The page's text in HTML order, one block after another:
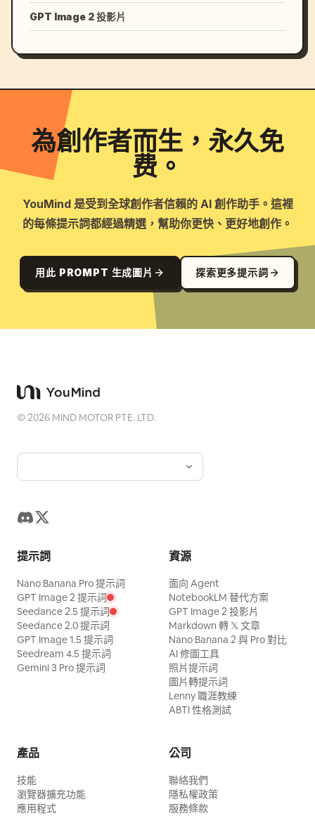
GPT Image 2 投影片
為創作者而生，永久免
费。
YouMind 是受到全球創作者信賴的 AI 創作助手。這裡
的每條提示詞都經過精選，幫助你更快、更好地創作。
用此 PROMPT 生成圖片 探索更多提示詞
©2026 MIND MOTOR PTE. LTD.
提示詞
Nano Banana Pro 提示詞
GPT Image 2 提示詞
Seedance 2.5 提示詞
Seedance 2.0 提示詞
GPT Image 1.5 提示詞
Seedream 4.5 提示詞
Gemini 3 Pro 提示詞
資源
面向 Agent
NotebookLM 替代方案
GPT Image 2 投影片
Markdown 轉 𝕏 文章
Nano Banana 2 與 Pro 對比
AI 修圖工具
照片提示詞
圖片轉提示詞
Lenny 職涯教練
ABTI 性格測試
產品
技能
瀏覽器擴充功能
應用程式
公司
聯絡我們
隱私權政策
服務條款